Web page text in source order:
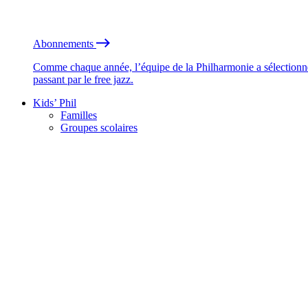
Abonnements
Comme chaque année, l’équipe de la Philharmonie a
passant par le free jazz.
Kids’ Phil
Familles
Groupes scolaires